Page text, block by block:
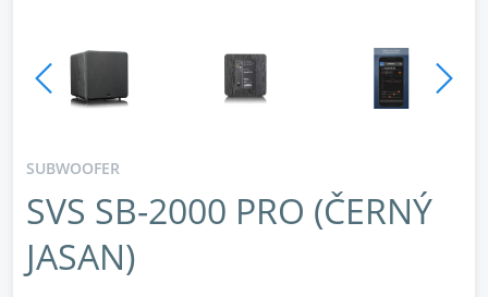
SUBWOOFER
SVS SB-2000 PRO (ČERNÝ
JASAN)